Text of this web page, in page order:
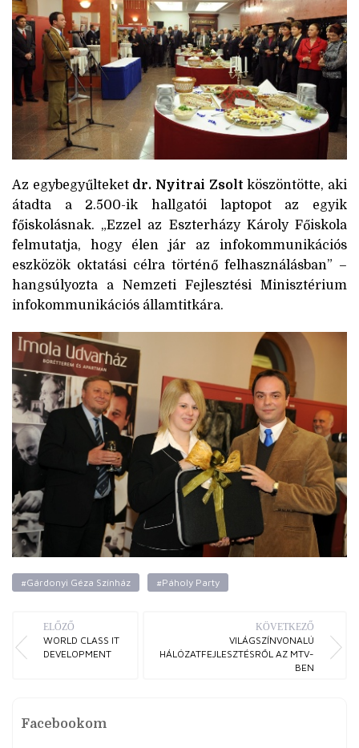
Az egybegyűlteket dr. Nyitrai Zsolt köszöntötte, aki
átadta a 2.500-ik hallgatói laptopot az egyik
főiskolásnak. „Ezzel az Eszterházy Károly Főiskola
felmutatja, hogy élen jár az infokommunikációs
eszközök oktatási célra történő felhasználásban” –
hangsúlyozta a Nemzeti Fejlesztési Minisztérium
infokommunikációs államtitkára.
#Gárdonyi Géza Színház #Páholy Party
ELŐZŐ
WORLD CLASS IT
DEVELOPMENT
KÖVETKEZŐ
VILÁGSZÍNVONALÚ
HÁLÓZATFEJLESZTÉSRŐL AZ MTV-
BEN
Facebookom